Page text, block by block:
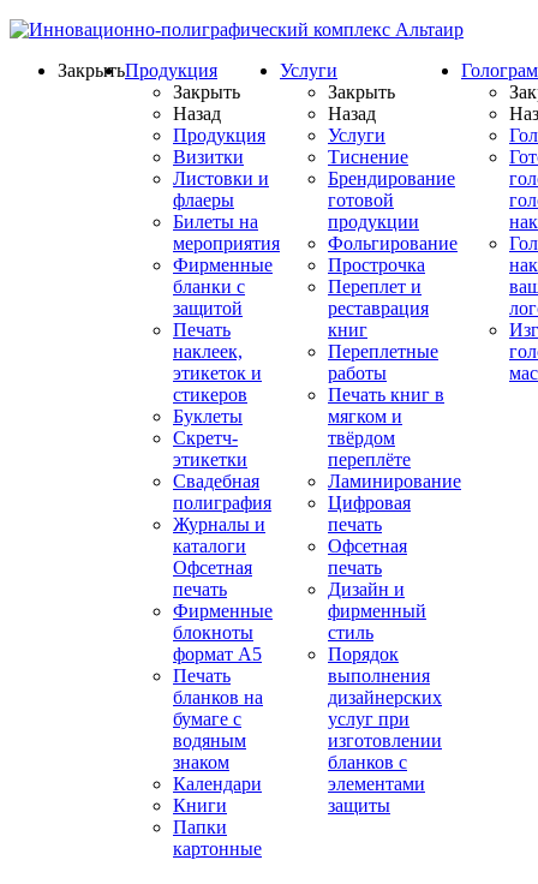
ЗакрытьПродукция
Закрыть
Назад
Продукция
Визитки
Листовки и
флаеры
Билеты на
мероприятия
Фирменные
бланки с
защитой
Печать
наклеек,
этикеток и
стикеров
Буклеты
Скретч-
этикетки
Свадебная
полиграфия
Журналы и
каталоги
Офсетная
печать
Фирменные
блокноты
формат А5
Печать
бланков на
бумаге с
водяным
знаком
Календари
Книги
Папки
картонные
Услуги
Закрыть
Назад
Услуги
Тиснение
Брендирование
готовой
продукции
Фольгирование
Прострочка
Переплет и
реставрация
книг
Переплетные
работы
Печать книг в
мягком и
твёрдом
переплёте
Ламинирование
Цифровая
печать
Офсетная
печать
Дизайн и
фирменный
стиль
Порядок
выполнения
дизайнерских
услуг при
изготовлении
бланков с
элементами
защиты